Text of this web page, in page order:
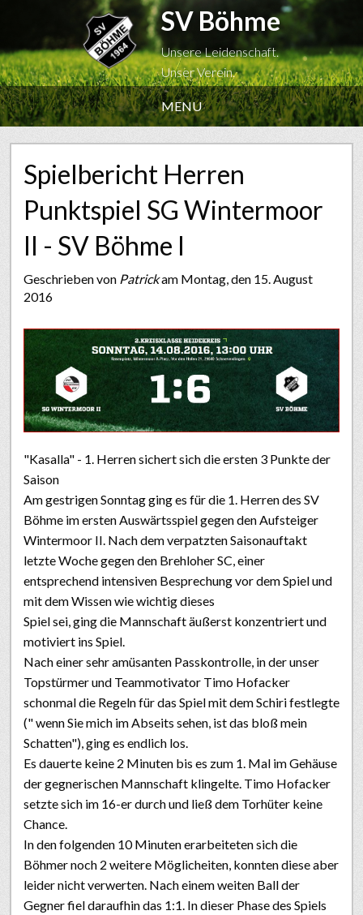
SV Böhme
Unsere Leidenschaft.
Unser Verein.
MENU
Spielbericht Herren
Punktspiel SG Wintermoor
II - SV Böhme I
Geschrieben von Patrickam Montag, den 15. August
2016
"Kasalla" - 1. Herren sichert sich die ersten 3 Punkte der
Saison
Am gestrigen Sonntag ging es für die 1. Herren des SV
Böhme im ersten Auswärtsspiel gegen den Aufsteiger
Wintermoor II. Nach dem verpatzten Saisonauftakt
letzte Woche gegen den Brehloher SC, einer
entsprechend intensiven Besprechung vor dem Spiel und
mit dem Wissen wie wichtig dieses
Spiel sei, ging die Mannschaft äußerst konzentriert und
motiviert ins Spiel.
Nach einer sehr amüsanten Passkontrolle, in der unser
Topstürmer und Teammotivator Timo Hofacker
schonmal die Regeln für das Spiel mit dem Schiri festlegte
(" wenn Sie mich im Abseits sehen, ist das bloß mein
Schatten"), ging es endlich los.
Es dauerte keine 2 Minuten bis es zum 1. Mal im Gehäuse
der gegnerischen Mannschaft klingelte. Timo Hofacker
setzte sich im 16-er durch und ließ dem Torhüter keine
Chance.
In den folgenden 10 Minuten erarbeiteten sich die
Böhmer noch 2 weitere Möglicheiten, konnten diese aber
leider nicht verwerten. Nach einem weiten Ball der
Gegner fiel daraufhin das 1:1. In dieser Phase des Spiels